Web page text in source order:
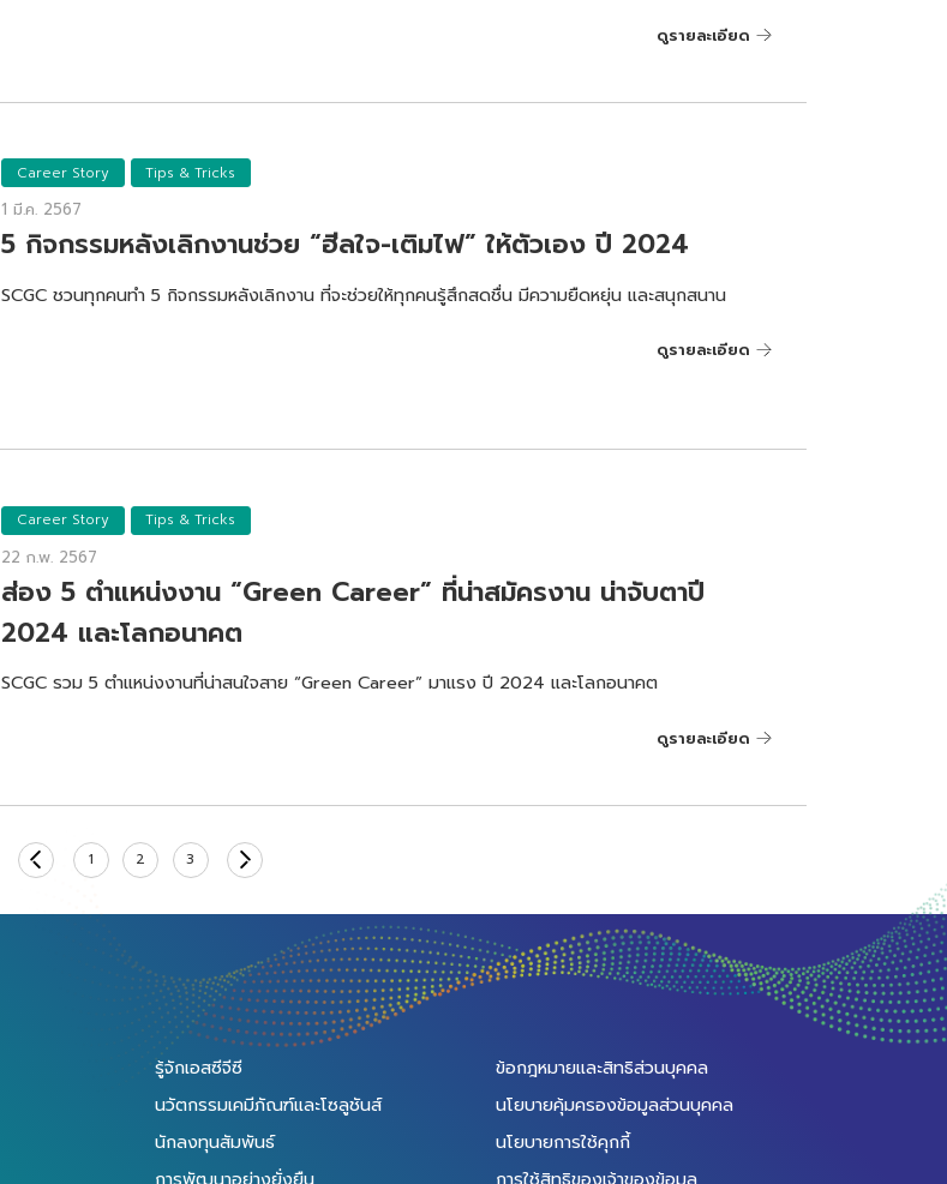
ดูรายละเอียด
Career Story Tips & Tricks
1 มี.ค. 2567
5 กิจกรรมหลังเลิกงานช่วย “ฮีลใจ-เติมไฟ” ให้ตัวเอง ปี 2024
SCGC ชวนทุกคนทำ 5 กิจกรรมหลังเลิกงาน ที่จะช่วยให้ทุกคนรู้สึกสดชื่น มีความยืดหยุ่น และสนุกสนาน
ดูรายละเอียด
Career Story Tips & Tricks
22 ก.พ. 2567
ส่อง 5 ตำแหน่งงาน “Green Career” ที่น่าสมัครงาน น่าจับตาปี
2024 และโลกอนาคต
SCGC รวม 5 ตำแหน่งงานที่น่าสนใจสาย “Green Career” มาแรง ปี 2024 และโลกอนาคต
ดูรายละเอียด
1 2 3
รู้จักเอสซีจีซี
นวัตกรรมเคมีภัณฑ์และโซลูชันส์
นักลงทุนสัมพันธ์
ข้อกฎหมายและสิทธิส่วนบุคคล
นโยบายคุ้มครองข้อมูลส่วนบุคคล
นโยบายการใช้คุกกี้